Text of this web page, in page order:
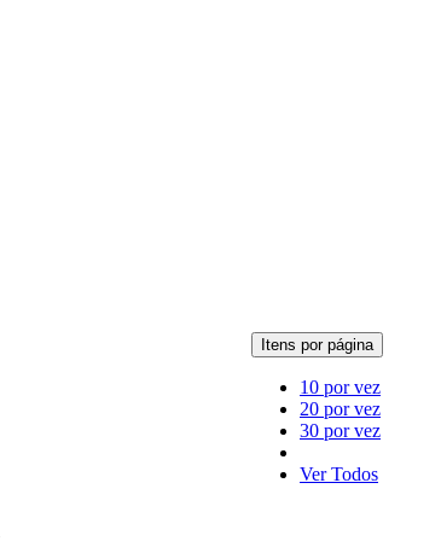
Itens por página
10 por vez
20 por vez
30 por vez
Ver Todos